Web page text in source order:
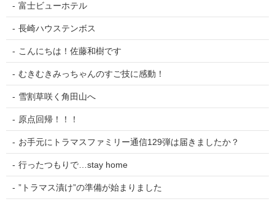
富士ビューホテル
長崎ハウステンボス
こんにちは！佐藤和樹です
むきむきみっちゃんのすご技に感動！
雪割草咲く角田山へ
原点回帰！！！
お手元にトラマスファミリー通信129弾は届きましたか？
行ったつもりで…stay home
”トラマス漬け”の準備が始まりました